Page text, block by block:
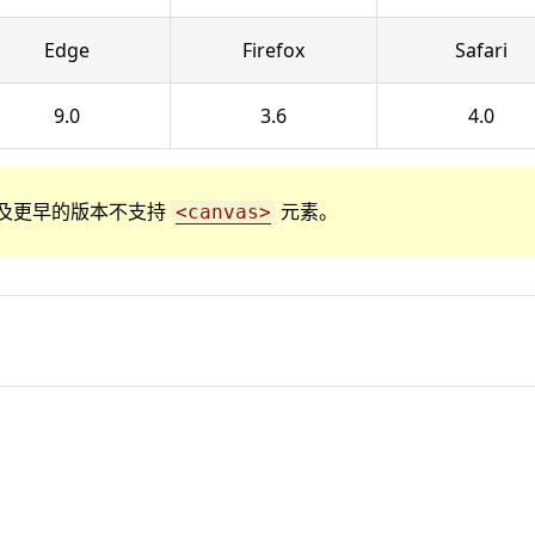
Edge Firefox Safari
9.0 3.6 4.0
早的版本不支持 <canvas> 元素。